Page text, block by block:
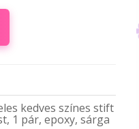
kedves színes stift
1 pár, epoxy, sárga